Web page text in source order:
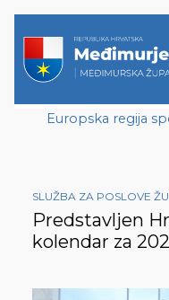
Europska regija
SLUŽBA ZA POSLOVE
Predstavljen
kolendar za